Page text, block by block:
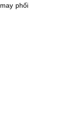
phối